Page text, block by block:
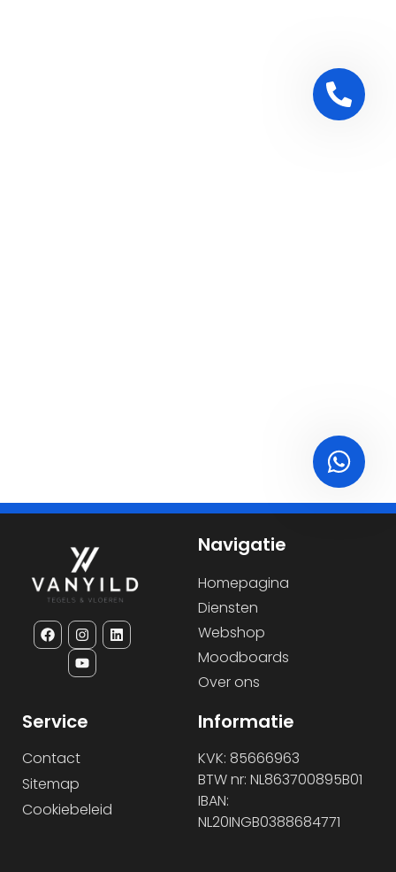
Navigatie
Homepagina
Diensten
Webshop
Moodboards
Over ons
Service
Contact
Sitemap
Cookiebeleid
Informatie
KVK: 85666963
BTW nr: NL863700895B01
IBAN:
NL20INGB0388684771